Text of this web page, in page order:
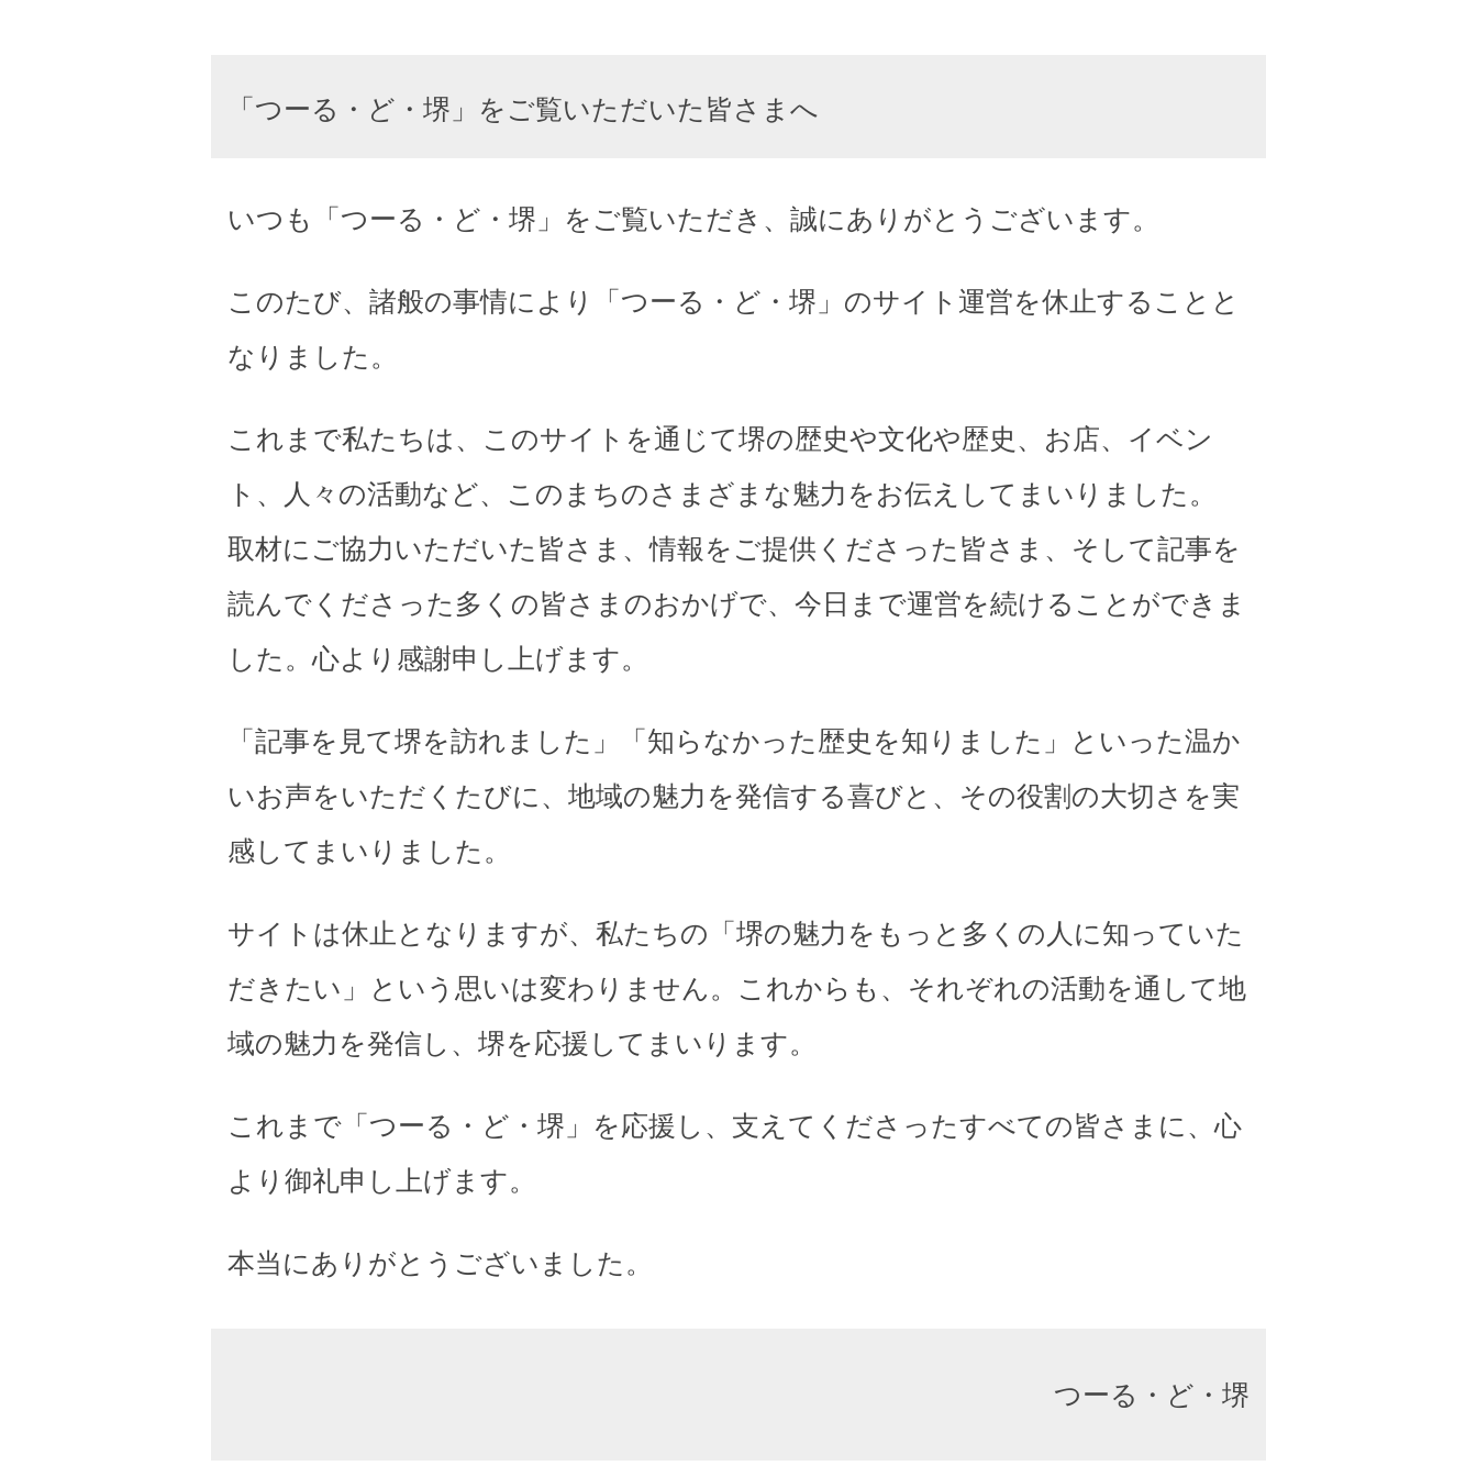
「つーる・ど・堺」をご覧いただいた皆さまへ
いつも「つーる・ど・堺」をご覧いただき、誠にありがとうございます。
このたび、諸般の事情により「つーる・ど・堺」のサイト運営を休止することと
なりました。
これまで私たちは、このサイトを通じて堺の歴史や文化や歴史、お店、イベン
ト、人々の活動など、このまちのさまざまな魅力をお伝えしてまいりました。
取材にご協力いただいた皆さま、情報をご提供くださった皆さま、そして記事を
読んでくださった多くの皆さまのおかげで、今日まで運営を続けることができま
した。心より感謝申し上げます。
「記事を見て堺を訪れました」「知らなかった歴史を知りました」といった温か
いお声をいただくたびに、地域の魅力を発信する喜びと、その役割の大切さを実
感してまいりました。
サイトは休止となりますが、私たちの「堺の魅力をもっと多くの人に知っていた
だきたい」という思いは変わりません。これからも、それぞれの活動を通して地
域の魅力を発信し、堺を応援してまいります。
これまで「つーる・ど・堺」を応援し、支えてくださったすべての皆さまに、心
より御礼申し上げます。
本当にありがとうございました。
つーる・ど・堺